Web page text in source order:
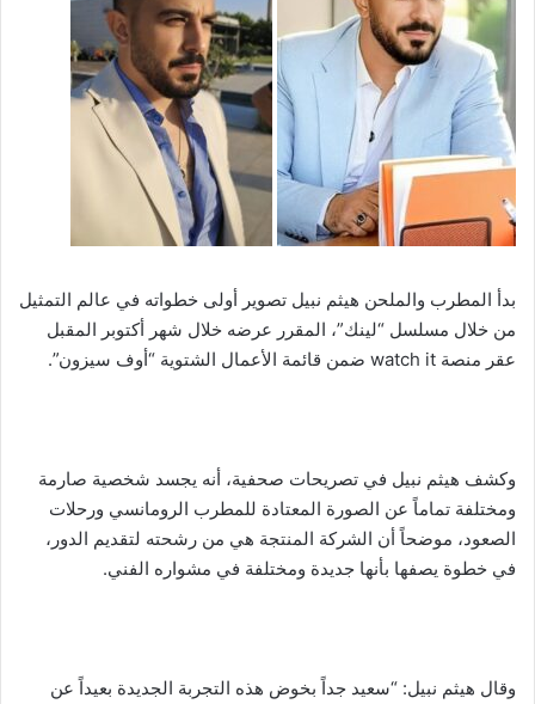
بدأ المطرب والملحن هيثم نبيل تصوير أولى خطواته في عالم التمثيل
من خلال مسلسل “لينك”، المقرر عرضه خلال شهر أكتوبر المقبل
عقر منصة watch it ضمن قائمة الأعمال الشتوية “أوف سيزون”.
وكشف هيثم نبيل في تصريحات صحفية، أنه يجسد شخصية صارمة
ومختلفة تماماً عن الصورة المعتادة للمطرب الرومانسي ورحلات
الصعود، موضحاً أن الشركة المنتجة هي من رشحته لتقديم الدور،
في خطوة يصفها بأنها جديدة ومختلفة في مشواره الفني.
وقال هيثم نبيل: “سعيد جداً بخوض هذه التجربة الجديدة بعيداً عن